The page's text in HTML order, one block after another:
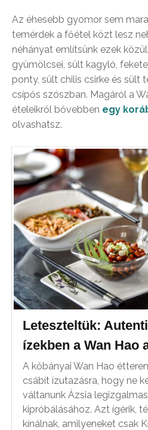
Az éhesebb gyomor sem
temérdek a főétel közt lesz
néhányat említsünk ezek
gyümölcsei, sült kagyló,
ponty, sült chilis csirke és sült
csípős szószban. Magáról a
ételeikről bővebben egy
olvashatsz.
Leteszteltük:
ízekben a Wan Hao
A kőbányai Wan Hao
csábít ízutazásra, hogy ne
váltanunk Ázsia
kipróbálásához. Azt ígérik,
kínálnak, amilyeneket csak